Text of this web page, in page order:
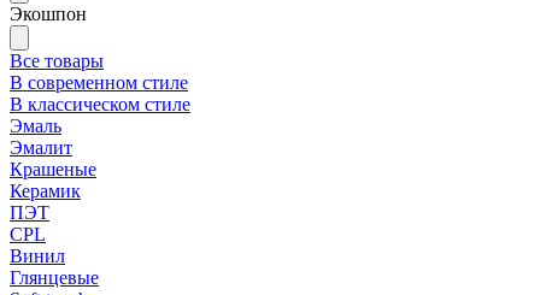
Экошпон
Все товары
В современном стиле
В классическом стиле
Эмаль
Эмалит
Крашеные
Керамик
ПЭТ
CPL
Винил
Глянцевые